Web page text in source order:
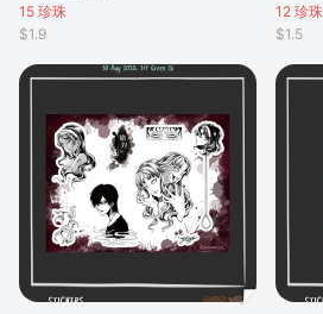
15 珍珠
$1.9
12 珍珠
$1.5